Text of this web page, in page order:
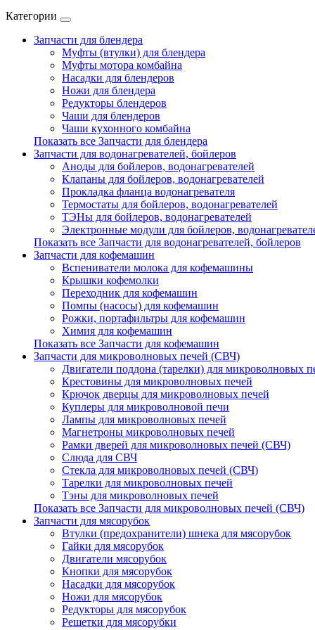
Категории
Запчасти для блендера
Муфты (втулки) для блендера
Муфты мотора комбайна
Насадки для блендеров
Ножи для блендера
Редукторы блендеров
Чаши для блендеров
Чаши кухонного комбайна
Показать все Запчасти для блендера
Запчасти для водонагревателей, бойлеров
Аноды для бойлеров, водонагревателей
Клапаны для бойлеров, водонагревателей
Прокладка фланца водонагревателя
Термостаты для бойлеров, водонагревателей
ТЭНы для бойлеров, водонагревателей
Электронные модули для бойлеров,
Показать все Запчасти для водонагревателей, бойлеров
Запчасти для кофемашин
Вспениватели молока для кофемашины
Крышки кофемолки
Переходник для кофемашин
Помпы (насосы) для кофемашин
Рожки, портафильтры для кофемашин
Химия для кофемашин
Показать все Запчасти для кофемашин
Запчасти для микроволновых печей (СВЧ)
Двигатели поддона (тарелки) для микроволновых
Крестовины для микроволновых печей
Крючок дверцы для микроволновых печей
Куплеры для микроволновой печи
Лампы для микроволновых печей
Магнетроны микроволновых печей
Рамки дверей для микроволновых печей (СВЧ)
Слюда для СВЧ
Стекла для микроволновых печей (СВЧ)
Тарелки для микроволновых печей
Тэны для микроволновых печей
Показать все Запчасти для микроволновых печей (СВЧ)
Запчасти для мясорубок
Втулки (предохранители) шнека для мясорубок
Гайки для мясорубок
Двигатели мясорубок
Кнопки для мясорубок
Насадки для мясорубок
Ножи для мясорубок
Редукторы для мясорубок
Решетки для мясорубки